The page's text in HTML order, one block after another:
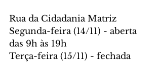
Rua da Cidadania Matriz
Segunda-feira (14/11) - aberta
das 9h às 19h
Terça-feira (15/11) - fechada